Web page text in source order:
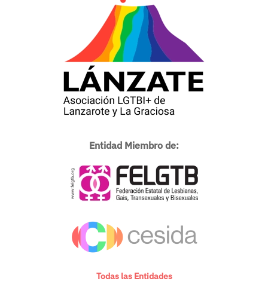
Entidad Miembro de:
Todas las Entidades